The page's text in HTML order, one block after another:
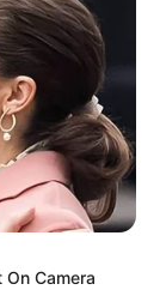
Camera